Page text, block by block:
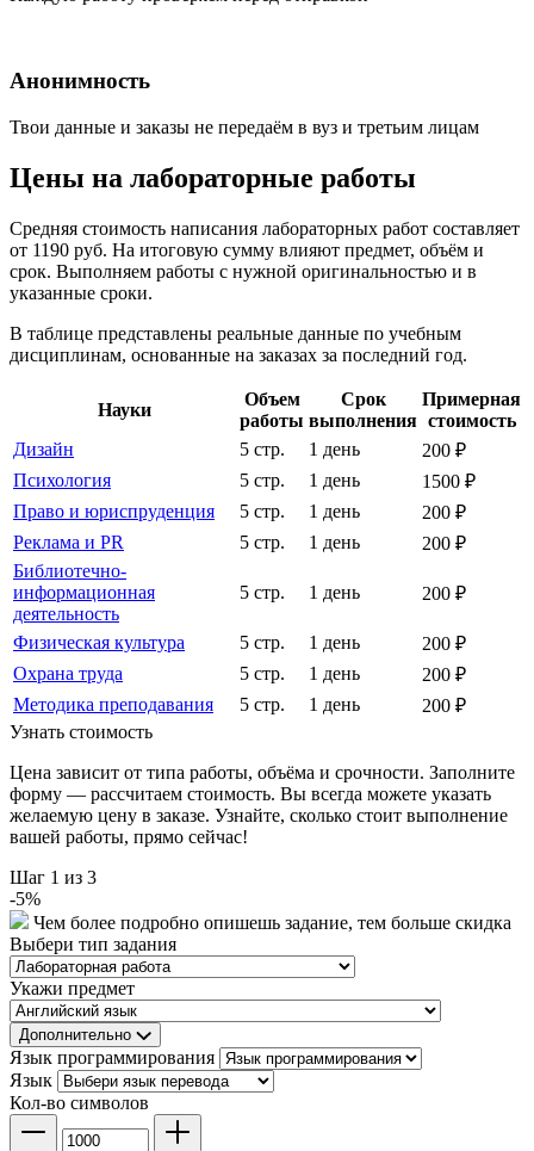
Анонимность
Твои данные и заказы не передаём в вуз и третьим лицам
Цены на лабораторные работы
Средняя стоимость написания лабораторных работ составляет
от 1190 руб. На итоговую сумму влияют предмет, объём и
срок. Выполняем работы с нужной оригинальностью и в
указанные сроки.
В таблице представлены реальные данные по учебным
дисциплинам, основанные на заказах за последний год.
Науки
Объем
работы
Срок
выполнения
Примерная
стоимость
Дизайн
5 стр. 1 день
200 ₽
Психология
5 стр. 1 день
1500 ₽
Право и юриспруденция
5 стр. 1 день
200 ₽
Реклама и PR
5 стр. 1 день
200 ₽
Библиотечно-
информационная
деятельность
5 стр. 1 день 200 ₽
Физическая культура 5 стр. 1 день
200 ₽
Охрана труда
5 стр. 1 день
200 ₽
Методика преподавания
5 стр. 1 день
200 ₽
Узнать стоимость
Цена зависит от типа работы, объёма и срочности. Заполните
форму — рассчитаем стоимость. Вы всегда можете указать
желаемую цену в заказе. Узнайте, сколько стоит выполнение
вашей работы, прямо сейчас!
Шаг 1 из 3
-5%
Чем более подробно опишешь задание, тем больше скидка
Выбери тип задания
Укажи предмет
Дополнительно
Язык программирования
Язык
Кол-во символов